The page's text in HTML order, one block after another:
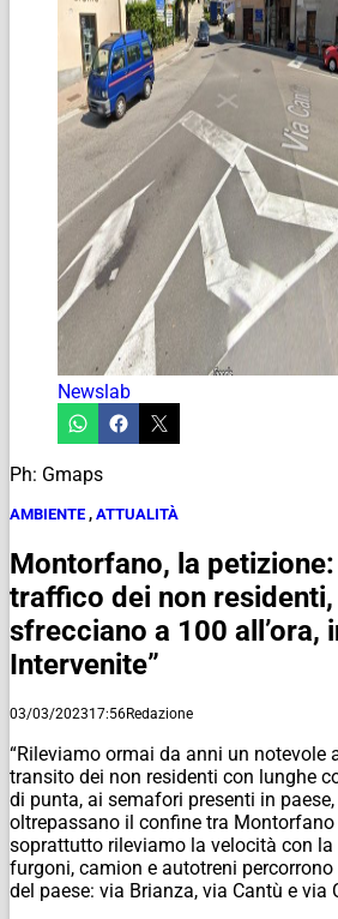
Newslab
Ph: Gmaps
AMBIENTE , ATTUALITÀ
Montorfano, la
traffico dei non
sfrecciano a 100 all’ora,
Intervenite”
03/03/202317:56Redazione
“Rileviamo ormai da anni un notevole
transito dei non residenti con lunghe
di punta, ai semafori presenti in
oltrepassano il confine tra Montorfano
soprattutto rileviamo la velocità con
furgoni, camion e autotreni
del paese: via Brianza, via Cantù e via